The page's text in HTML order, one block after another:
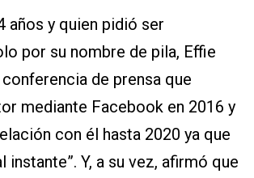
años y quien pidió ser
por su nombre de pila, Effie
de prensa que
mediante Facebook en 2016 y
con él hasta 2020 ya que
instante”. Y, a su vez, afirmó que